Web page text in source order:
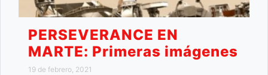
PERSEVERANCE EN
MARTE: Primeras imágenes
19 de febrero, 2021